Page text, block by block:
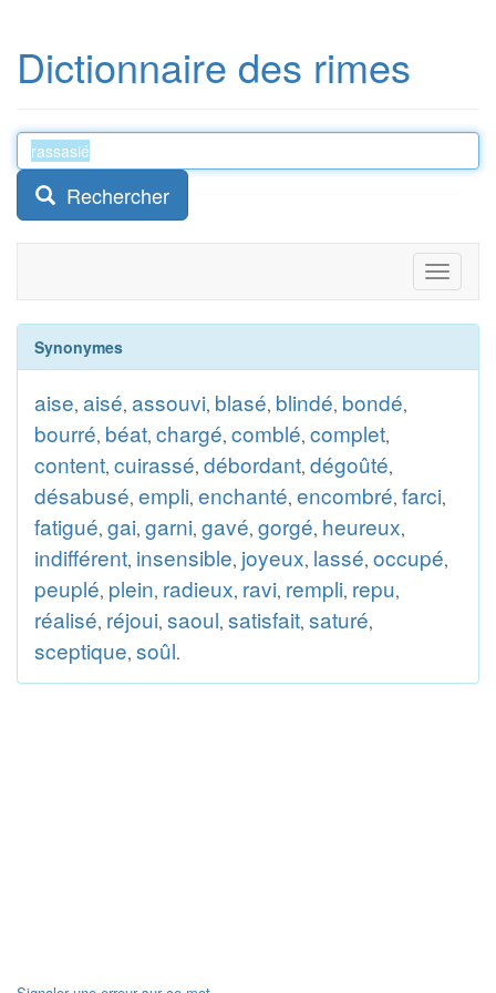
Dictionnaire des rimes
Rechercher
Toggle
Synonymes
aise, aisé, assouvi, blasé, blindé, bondé,
bourré, béat, chargé, comblé, complet,
content, cuirassé, débordant, dégoûté,
désabusé, empli, enchanté, encombré, farci,
fatigué, gai, garni, gavé, gorgé, heureux,
indifférent, insensible, joyeux, lassé, occupé,
peuplé, plein, radieux, ravi, rempli, repu,
réalisé, réjoui, saoul, satisfait, saturé,
sceptique, soûl.